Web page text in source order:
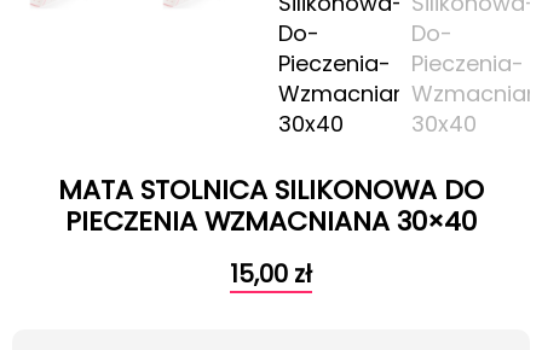
MATA STOLNICA SILIKONOWA DO
PIECZENIA WZMACNIANA 30×40
15,00 zł